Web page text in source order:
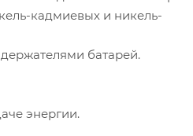
кадмиевых и никель-
батарей.
энергии.